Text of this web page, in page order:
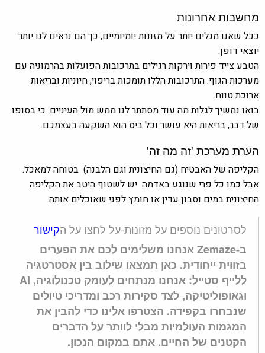
מחשבות אחרונות
ככל שאנו מגלים יותר על מזונות יומיומיים, כך הם נראים לנו יותר
יוצאי דופן.
הטבע צייד פירות וירקות רגילים בתרכובות הפועלות בהרמוניה עם
מערכות הגוף. התרכובות הללו תומכות בריפוי, חיוניות ובריאות
ארוכת טווח.
בואו נמשיך לגלות מה עוד מסתתר לנו ממש מול העיניים. כי בסופו
של דבר, בריאות היא עושר וכל ביס הוא השקעה בעצמכם.
הערת מערכת 'זה מה זה'
הקליפה של האבטיח (גם החיצונית וגם הלבנה) בטוחה למאכל.
אבל כמו כל פרי שנוגע באדמה יש לשטוף היטב את הקליפה
החיצונית במים וסבון עדין או חומץ לפני שאוכלים אותה.
לסרטונים נוספים על מזונות-על לחצו על ה קישור
ב-Zemaze אנחנו משלימים לכם את הפערים
בזווית ייחודית. כאן תמצאו שילוב בין אסטרטגיה
ללייף סטייל: אנחנו מנתחים לעומק טכנולוגיה, AI
וגאופוליטיקה, לצד סקירות רכב ומדריכי טיולים
שנבחרו בקפידה. הצטרפו אלינו כדי להבין את
המגמות העולמיות מבלי לוותר על הדברים
הקטנים של החיים. אתם במקום הנכון.